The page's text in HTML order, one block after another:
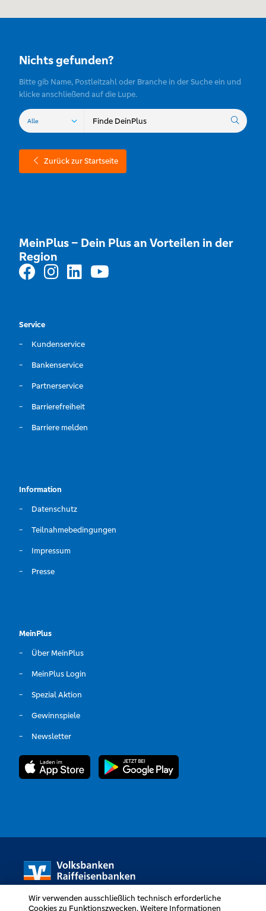
Nichts gefunden?
Bitte gib Name, Postleitzahl oder Branche in der Suche ein und
klicke anschließend auf die Lupe.
Zurück zur Startseite
MeinPlus – Dein Plus an Vorteilen in der
Region
Service
Kundenservice
Bankenservice
Partnerservice
Barrierefreiheit
Barriere melden
Information
Datenschutz
Teilnahmebedingungen
Impressum
Presse
MeinPlus
Über MeinPlus
MeinPlus Login
Spezial Aktion
Gewinnspiele
Newsletter
Wir verwenden ausschließlich technisch erforderliche
Cookies zu Funktionszwecken. Weitere Informationen